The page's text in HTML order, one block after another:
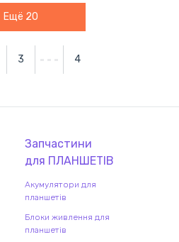
Ещё 20
3 4
Запчастини
для ПЛАНШЕТІВ
Акумулятори для
планшетів
Блоки живлення для
планшетів